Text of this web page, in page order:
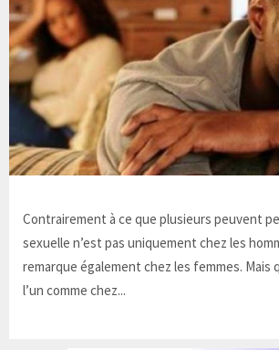
Contrairement à ce que plusieurs peuvent
sexuelle n’est pas uniquement chez les
remarque également chez les femmes. Mais
l’un comme chez...